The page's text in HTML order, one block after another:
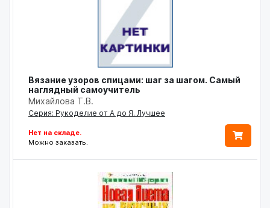
Вязание узоров спицами: шаг за шагом. Самый
наглядный самоучитель
Михайлова Т.В.
Серия: Рукоделие от А до Я. Лучшее
Нет на складе.
Можно заказать.